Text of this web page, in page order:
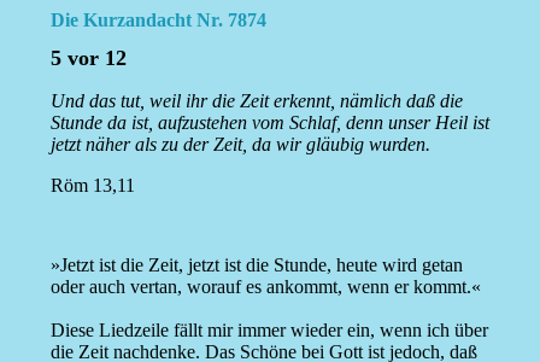
Die Kurzandacht Nr. 7874
5 vor 12
Und das tut, weil ihr die Zeit erkennt, nämlich daß die
Stunde da ist, aufzustehen vom Schlaf, denn unser Heil ist
jetzt näher als zu der Zeit, da wir gläubig wurden.
Röm 13,11
»Jetzt ist die Zeit, jetzt ist die Stunde, heute wird getan
oder auch vertan, worauf es ankommt, wenn er kommt.«
Diese Liedzeile fällt mir immer wieder ein, wenn ich über
die Zeit nachdenke. Das Schöne bei Gott ist jedoch, daß